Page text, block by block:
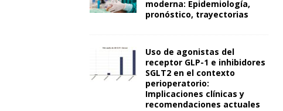
moderna: Epidemiología,
pronóstico, trayectorias
Uso de agonistas del
receptor GLP-1 e inhibidores
SGLT2 en el contexto
perioperatorio:
Implicaciones clínicas y
recomendaciones actuales